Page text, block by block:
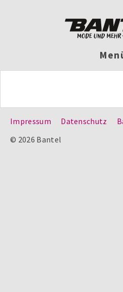
Impressum Datenschutz
© 2026 Bantel